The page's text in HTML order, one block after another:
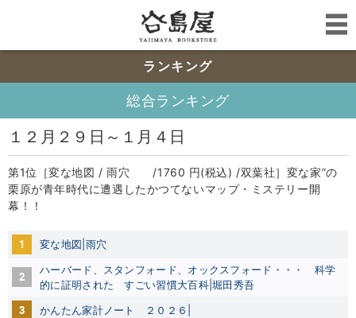
ランキング
総合ランキング
１２月２９日～１月４日
第1位［変な地図 / 雨穴 /1760 円(税込) /双葉社］変な家”の
栗原が青年時代に遭遇したかつてないマップ・ミステリー開
幕！！
1 変な地図|雨穴
2
ハーバード、スタンフォード、オックスフォード・・・ 科学
的に証明された すごい習慣大百科|堀田秀吾
3 かんたん家計ノート ２０２６|